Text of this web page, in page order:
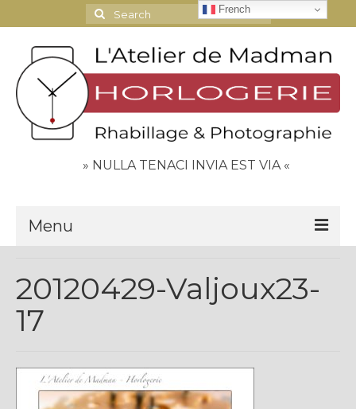
Search
for:
» NULLA TENACI INVIA EST VIA «
Menu
Contact
Plus…
Sur l’Établi 2011 – 2022
20120429-Valjoux23-
17
French